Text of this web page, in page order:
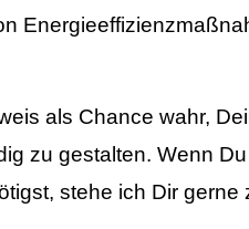
als Chance wahr,
zu gestalten. Wenn
stehe ich Dir gerne